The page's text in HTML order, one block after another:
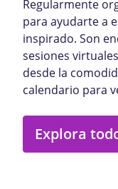
Regularmente
para ayudarte a
inspirado. Son
sesiones
desde la
calendario para
Explora